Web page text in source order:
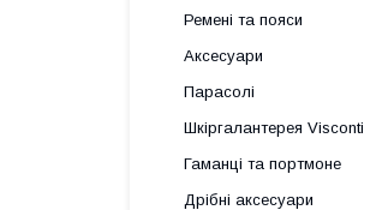
Ремені та пояси
Аксесуари
Парасолі
Шкіргалантерея Visconti
Гаманці та портмоне
Дрібні аксесуари